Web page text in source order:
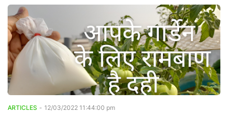
ARTICLES - 12/03/2022 11:44:00 pm